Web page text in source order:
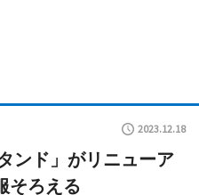
2023.12.18
ンド」がリニューア
そろえる